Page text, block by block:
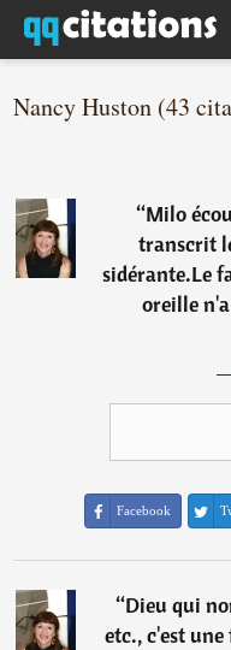
Nancy Huston (43
“Milo
transcrit
sidérante.Le
oreille
Facebook
“Dieu qui
etc., c'est